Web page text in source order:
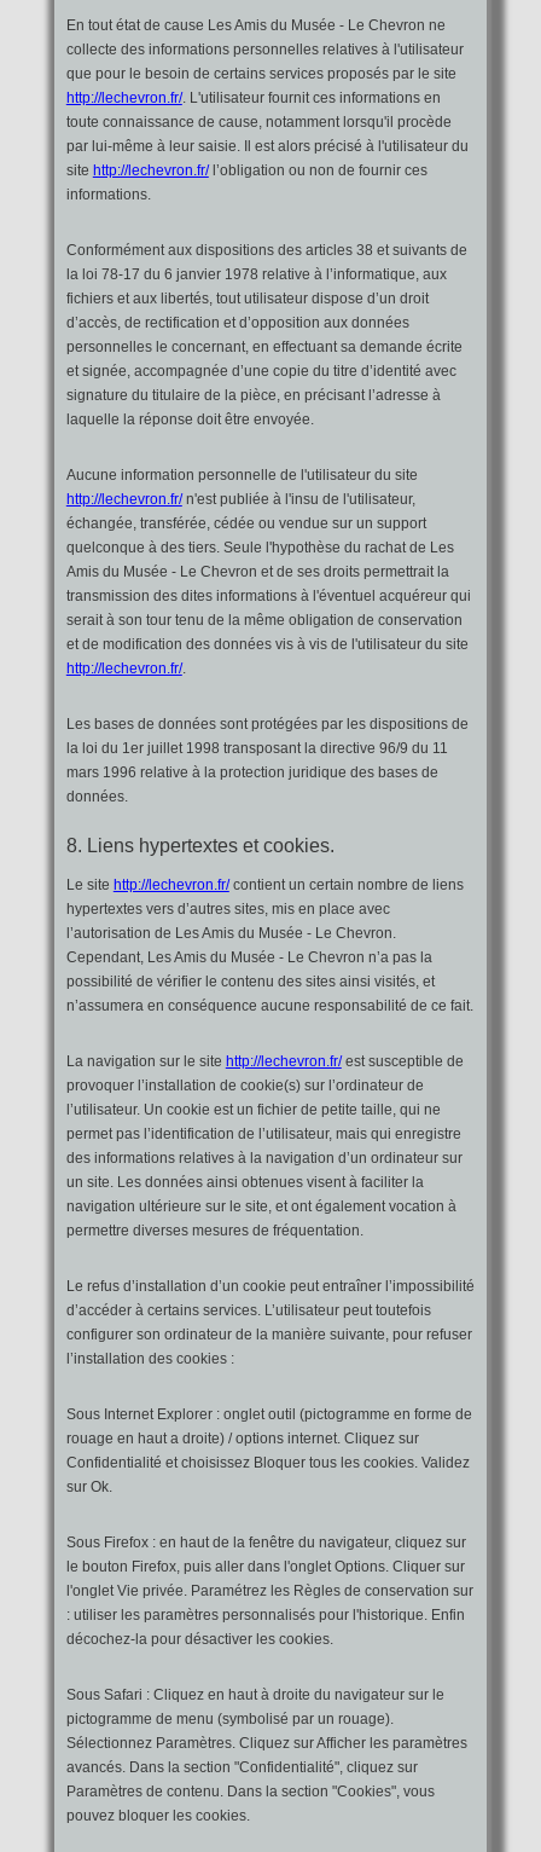
En tout état de cause Les Amis du Musée - Le Chevron ne
collecte des informations personnelles relatives à l'utilisateur
que pour le besoin de certains services proposés par le site
http://lechevron.fr/. L'utilisateur fournit ces informations en
toute connaissance de cause, notamment lorsqu'il procède
par lui-même à leur saisie. Il est alors précisé à l'utilisateur du
site http://lechevron.fr/l’obligation ou non de fournir ces
informations.
Conformément aux dispositions des articles 38 et suivants de
la loi 78-17 du 6 janvier 1978 relative à l’informatique, aux
fichiers et aux libertés, tout utilisateur dispose d’un droit
d’accès, de rectification et d’opposition aux données
personnelles le concernant, en effectuant sa demande écrite
et signée, accompagnée d’une copie du titre d’identité avec
signature du titulaire de la pièce, en précisant l’adresse à
laquelle la réponse doit être envoyée.
Aucune information personnelle de l'utilisateur du site
http://lechevron.fr/n'est publiée à l'insu de l'utilisateur,
échangée, transférée, cédée ou vendue sur un support
quelconque à des tiers. Seule l'hypothèse du rachat de Les
Amis du Musée - Le Chevron et de ses droits permettrait la
transmission des dites informations à l'éventuel acquéreur qui
serait à son tour tenu de la même obligation de conservation
et de modification des données vis à vis de l'utilisateur du site
http://lechevron.fr/.
Les bases de données sont protégées par les dispositions de
la loi du 1er juillet 1998 transposant la directive 96/9 du 11
mars 1996 relative à la protection juridique des bases de
données.
8. Liens hypertextes et cookies.
Le site http://lechevron.fr/contient un certain nombre de liens
hypertextes vers d’autres sites, mis en place avec
l’autorisation de Les Amis du Musée - Le Chevron.
Cependant, Les Amis du Musée - Le Chevron n’a pas la
possibilité de vérifier le contenu des sites ainsi visités, et
n’assumera en conséquence aucune responsabilité de ce fait.
La navigation sur le site http://lechevron.fr/est susceptible de
provoquer l’installation de cookie(s) sur l’ordinateur de
l’utilisateur. Un cookie est un fichier de petite taille, qui ne
permet pas l’identification de l’utilisateur, mais qui enregistre
des informations relatives à la navigation d’un ordinateur sur
un site. Les données ainsi obtenues visent à faciliter la
navigation ultérieure sur le site, et ont également vocation à
permettre diverses mesures de fréquentation.
Le refus d’installation d’un cookie peut entraîner l’impossibilité
d’accéder à certains services. L’utilisateur peut toutefois
configurer son ordinateur de la manière suivante, pour refuser
l’installation des cookies :
Sous Internet Explorer : onglet outil (pictogramme en forme de
rouage en haut a droite) / options internet. Cliquez sur
Confidentialité et choisissez Bloquer tous les cookies. Validez
sur Ok.
Sous Firefox : en haut de la fenêtre du navigateur, cliquez sur
le bouton Firefox, puis aller dans l'onglet Options. Cliquer sur
l'onglet Vie privée. Paramétrez les Règles de conservation sur
: utiliser les paramètres personnalisés pour l'historique. Enfin
décochez-la pour désactiver les cookies.
Sous Safari : Cliquez en haut à droite du navigateur sur le
pictogramme de menu (symbolisé par un rouage).
Sélectionnez Paramètres. Cliquez sur Afficher les paramètres
avancés. Dans la section "Confidentialité", cliquez sur
Paramètres de contenu. Dans la section "Cookies", vous
pouvez bloquer les cookies.